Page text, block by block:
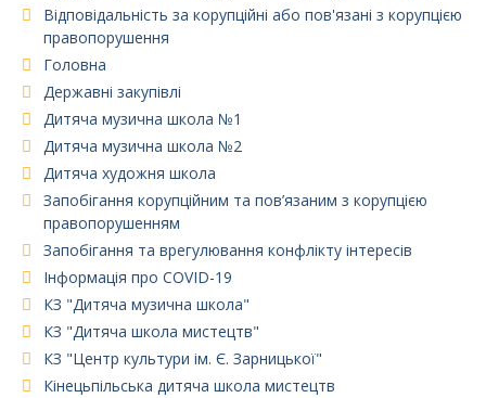
Відповідальність за корупційні або пов'язані з корупцією
правопорушення
Головна
Державні закупівлі
Дитяча музична школа №1
Дитяча музична школа №2
Дитяча художня школа
Запобігання корупційним та пов’язаним з корупцією
правопорушенням
Запобігання та врегулювання конфлікту інтересів
Інформація про COVID-19
КЗ "Дитяча музична школа"
КЗ "Дитяча школа мистецтв"
КЗ "Центр культури ім. Є. Зарницької"
Кінецьпільська дитяча школа мистецтв